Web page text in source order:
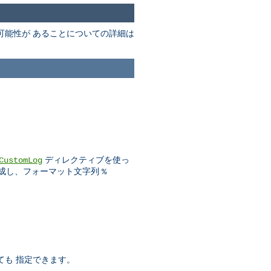
性が あることについての詳細は
ディレクティブを使っ
し、フォーマット文字列 %
指定できます。